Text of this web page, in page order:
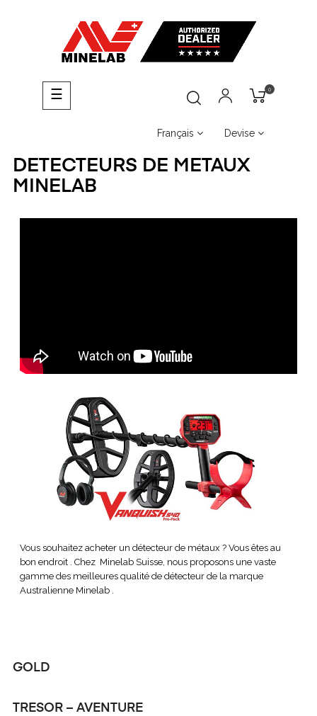
Basculer
la
☰ 0
Devise
Français
DETECTEURS DE METAUX
MINELAB
Vous souhaitez acheter un détecteur de métaux ? Vous êtes au
bon endroit . Chez Minelab Suisse, nous proposons une vaste
gamme des meilleures qualité de détecteur de la marque
Australienne Minelab .
GOLD
TRESOR – AVENTURE